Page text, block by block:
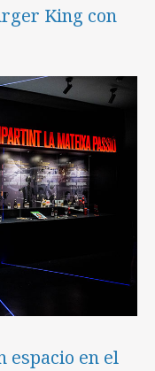
King con
espacio en el